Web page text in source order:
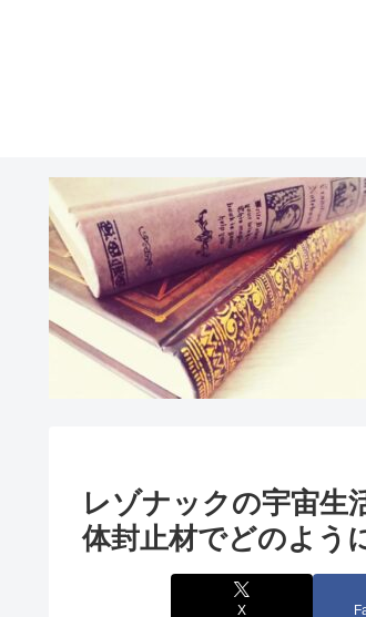
レゾナックの宇宙
体封止材でどのよう
X